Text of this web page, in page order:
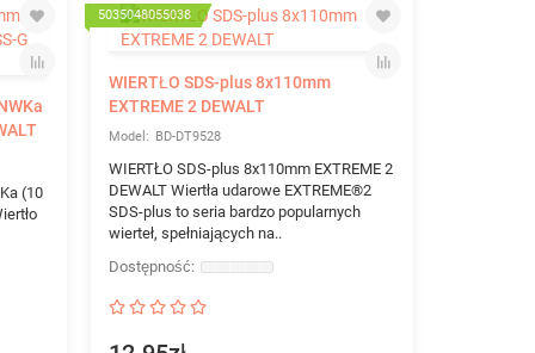
(10
5035048055038
WIERTŁO SDS-plus 8x110mm
EXTREME 2 DEWALT
BD-DT9528
WIERTŁO SDS-plus 8x110mm EXTREME 2
DEWALT Wiertła udarowe EXTREME®2
SDS-plus to seria bardzo popularnych
wierteł, spełniających na..